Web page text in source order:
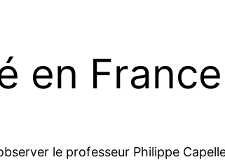
en France
le professeur Philippe